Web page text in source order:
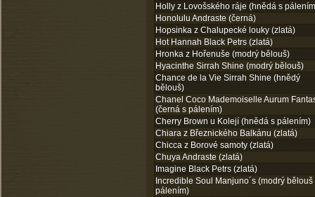
Holly z Lovošského ráje (hnědá s
Honolulu Andraste (černá)
Hopsinka z Chalupecké louky (zlatá)
Hot Hannah Black Petrs (zlatá)
Hronka z Hořenuše (modrý bělouš)
Hyacinthe Sirrah Shine (modrý bělouš)
Chance de la Vie Sirrah Shine (hnědý
bělouš)
Chanel Coco Mademoiselle Aurum
(černá s pálením)
Cherry Brown u Kolejí (hnědá s pálením)
Chiara z Březnického Balkánu (zlatá)
Chicca z Borové samoty (zlatá)
Chuya Andraste (zlatá)
Imagine Black Petrs (zlatá)
Incredible Soul Manjuno´s (modrý bělouš
pálením)